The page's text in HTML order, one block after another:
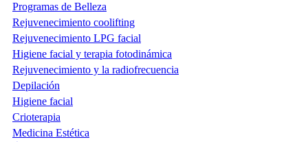
Programas de Belleza
Rejuvenecimiento coolifting
Rejuvenecimiento LPG facial
Higiene facial y terapia fotodinámica
Rejuvenecimiento y la radiofrecuencia
Depilación
Higiene facial
Crioterapia
Medicina Estética